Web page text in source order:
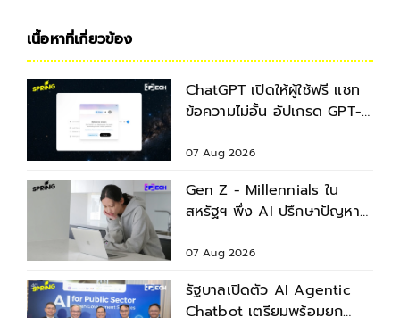
เนื้อหาที่เกี่ยวข้อง
ChatGPT เปิดให้ผู้ใช้ฟรี แชท
ข้อความไม่อั้น อัปเกรด GPT-
07 Aug 2026
Gen Z - Millennials ใน
สหรัฐฯ พึ่ง AI ปรึกษาปัญหา
07 Aug 2026
รัฐบาลเปิดตัว AI Agentic
Chatbot เตรียมพร้อมยก